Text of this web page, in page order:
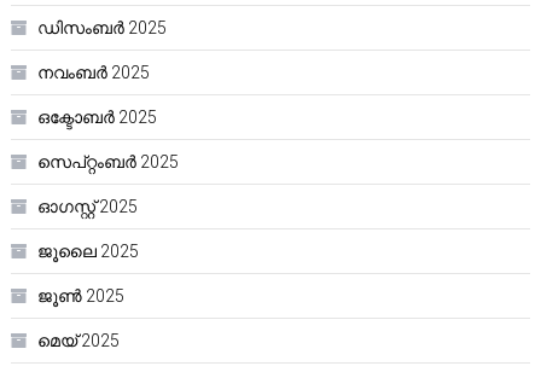
ഡിസംബർ 2025
നവംബർ 2025
ഒക്ടോബർ 2025
സെപ്റ്റംബർ 2025
ഓഗസ്റ്റ്‌ 2025
ജൂലൈ 2025
ജൂൺ 2025
മെയ്‌ 2025